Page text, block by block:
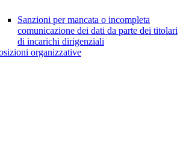
Sanzioni per mancata o incompleta
comunicazione dei dati da parte dei titolari
di incarichi dirigenziali
organizzative